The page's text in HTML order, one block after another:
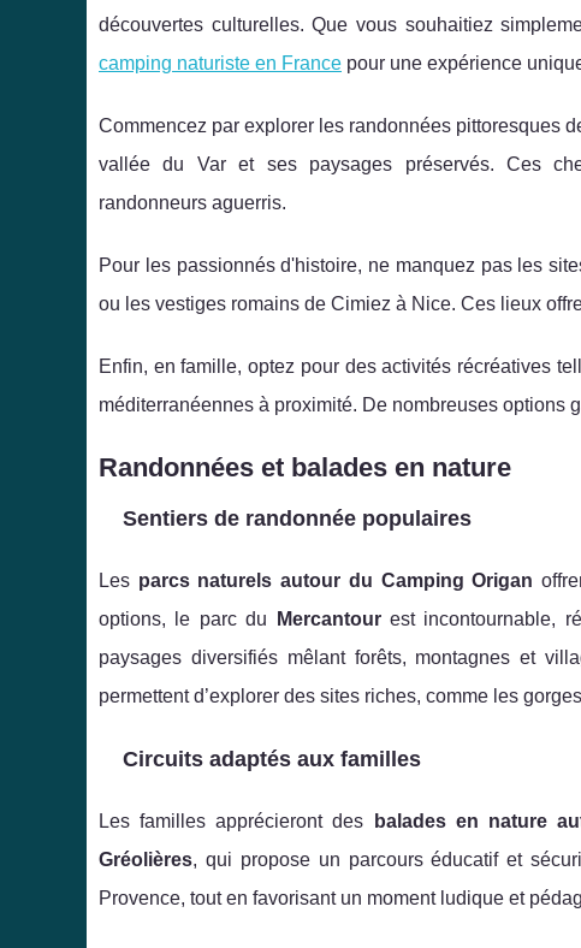
découvertes culturelles. Que vous souhaitiez
camping naturiste en France pour une expérience
Commencez par explorer les randonnées pittoresques
vallée du Var et ses paysages préservés. Ces
randonneurs aguerris.
Pour les passionnés d'histoire, ne manquez pas les
ou les vestiges romains de Cimiez à Nice. Ces lieux
Enfin, en famille, optez pour des activités récréatives
méditerranéennes à proximité. De nombreuses options
Randonnées et balades en nature
Sentiers de randonnée populaires
Les parcs naturels autour du Camping Origan
options, le parc du
Mercantourest incontournable,
paysages diversifiés mêlant forêts, montagnes et
permettent d’explorer des sites riches, comme les
Circuits adaptés aux familles
Les familles apprécieront des balades en nature
Gréolières, qui propose un parcours éducatif et
Provence, tout en favorisant un moment ludique et